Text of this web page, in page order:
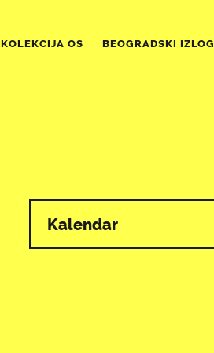
KOLEKCIJA OS BEOGRADSKI IZLOG
Kalendar